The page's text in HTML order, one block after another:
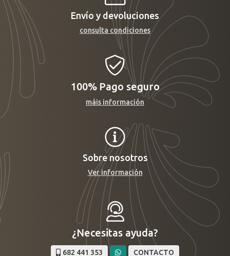
Envío y devoluciones
consulta condiciones
100% Pago seguro
máis información
Sobre nosotros
Ver información
¿Necesitas ayuda?
682 441 353 CONTACTO